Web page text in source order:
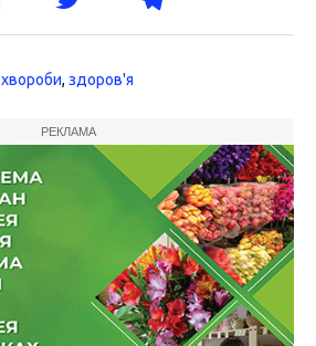
хвороби, здоров'я
РЕКЛАМА